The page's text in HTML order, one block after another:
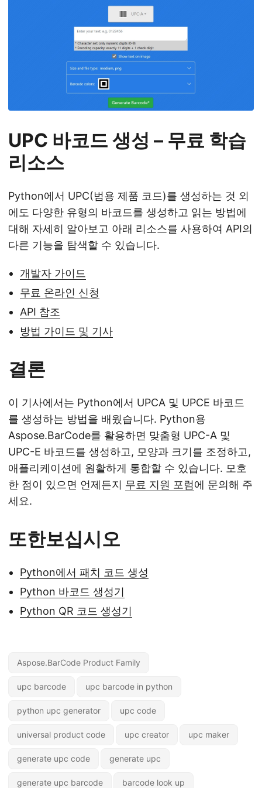
UPC 바코드 생성 – 무료 학습
리소스
Python에서 UPC(범용 제품 코드)를 생성하는 것 외
에도 다양한 유형의 바코드를 생성하고 읽는 방법에
대해 자세히 알아보고 아래 리소스를 사용하여 API의
다른 기능을 탐색할 수 있습니다.
개발자 가이드
무료 온라인 신청
API 참조
방법 가이드 및 기사
결론
이 기사에서는 Python에서 UPCA 및 UPCE 바코드
를 생성하는 방법을 배웠습니다. Python용
Aspose.BarCode를 활용하면 맞춤형 UPC-A 및
UPC-E 바코드를 생성하고, 모양과 크기를 조정하고,
애플리케이션에 원활하게 통합할 수 있습니다. 모호
한 점이 있으면 언제든지 무료 지원 포럼에 문의해 주
세요.
또한보십시오
Python에서 패치 코드 생성
Python 바코드 생성기
Python QR 코드 생성기
Aspose.BarCode Product Family
upc barcode upc barcode in python
python upc generator upc code
universal product code upc creator upc maker
generate upc code generate upc
generate upc barcode barcode look up